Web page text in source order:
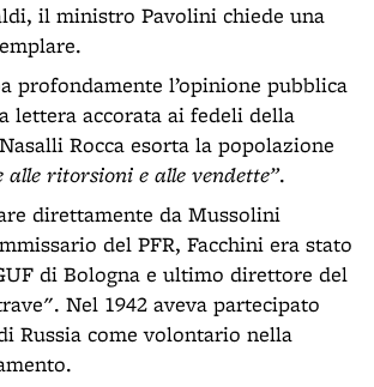
il ministro Pavolini chiede una
profondamente l’opinione pubblica
lettera accorata ai fedeli della
Rocca esorta la popolazione
alle ritorsioni e alle vendette”.
direttamente da Mussolini
del PFR, Facchini era stato
di Bologna e ultimo direttore del
Nel 1942 aveva partecipato
Russia come volontario nella